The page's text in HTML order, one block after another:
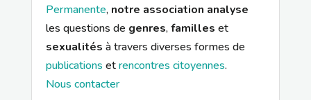
Permanente, notre association analyse
les questions de genres,familles et
sexualités à travers diverses formes de
publications etrencontres citoyennes.
Nous contacter